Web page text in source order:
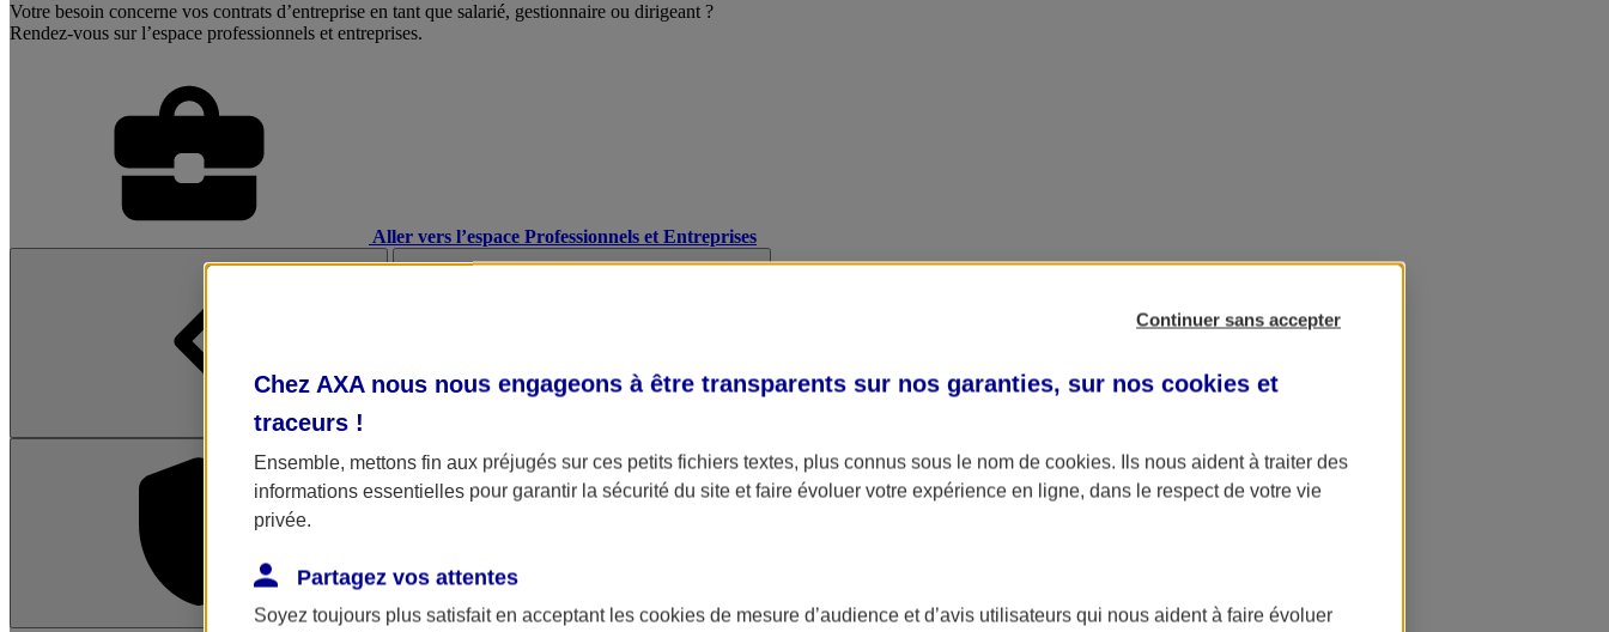
Votre besoin concerne vos contrats d’entreprise en tant que salarié, gestionnaire ou dirigeant ?
Rendez-vous sur l’espace professionnels et entreprises.
Aller vers l’espace Professionnels et Entreprises
L'application Mon AXA Assurance L'application AXA Banque
Continuer sans accepter
Chez AXA nous nous engageons à être transparents sur nos garanties, sur nos cookies et
traceurs !
Ensemble, mettons fin aux préjugés sur ces petits fichiers textes, plus connus sous le nom de cookies. Ils nous aident à traiter des
informations essentielles pour garantir la sécurité du site et faire évoluer votre expérience en ligne, dans le respect de votre vie
privée.
Partagez vos attentes
Soyez toujours plus satisfait en acceptant les cookies de mesure d’audience et d’avis utilisateurs qui nous aident à faire évoluer